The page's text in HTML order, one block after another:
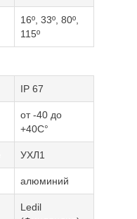
16º, 33º, 80º,
115º
IP 67
от -40 до
+40С°
УХЛ1
алюминий
Ledil